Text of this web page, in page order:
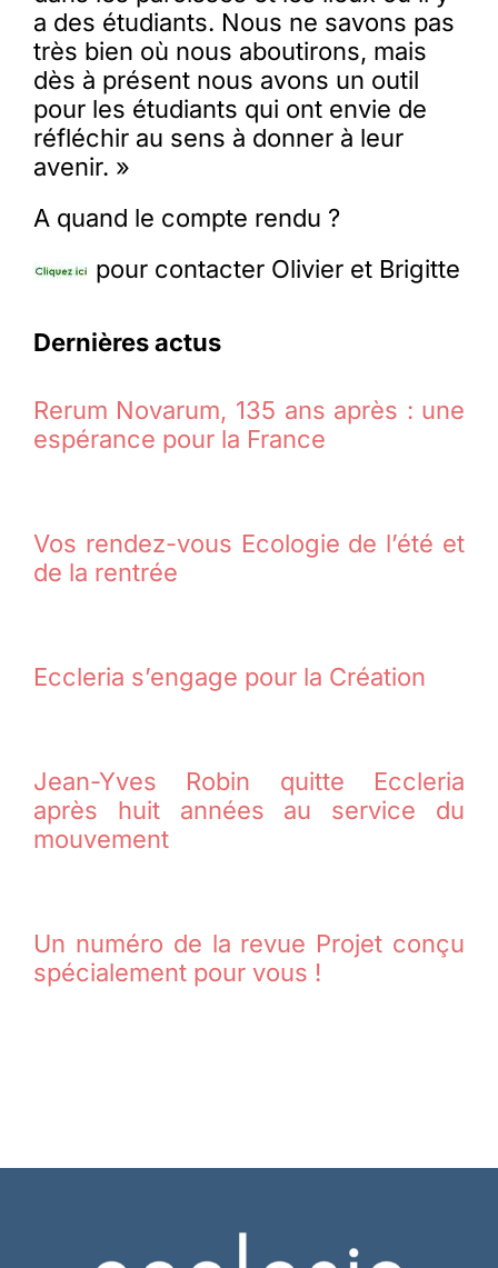
a des étudiants. Nous ne savons pas
très bien où nous aboutirons, mais
dès à présent nous avons un outil
pour les étudiants qui ont envie de
réfléchir au sens à donner à leur
avenir. »
A quand le compte rendu ?
pour contacter Olivier et Brigitte
Dernières actus
Rerum Novarum, 135 ans après : une
espérance pour la France
Vos rendez-vous Ecologie de l’été et
de la rentrée
Eccleria s’engage pour la Création
Jean-Yves Robin quitte Eccleria
après huit années au service du
mouvement
Un numéro de la revue Projet conçu
spécialement pour vous !